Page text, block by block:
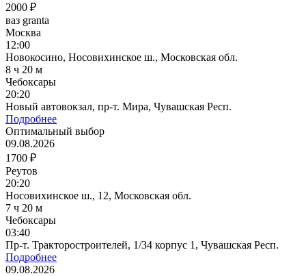
2000 ₽
ваз granta
Москва
12:00
Новокосино, Носовихинское ш., Московская обл.
8 ч 20 м
Чебоксары
20:20
Новый автовокзал, пр-т. Мира, Чувашская Респ.
Подробнее
Оптимальный выбор
09.08.2026
1700 ₽
Реутов
20:20
Носовихинское ш., 12, Московская обл.
7 ч 20 м
Чебоксары
03:40
Пр-т. Тракторостроителей, 1/34 корпус 1, Чувашская Респ.
Подробнее
09.08.2026